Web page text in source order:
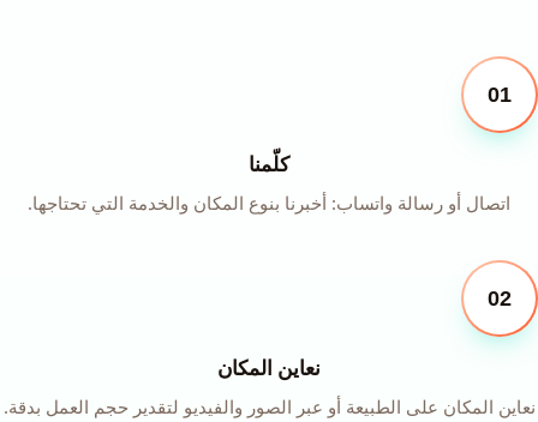
01
كلّمنا
اتصال أو رسالة واتساب: أخبرنا بنوع المكان والخدمة التي تحتاجها.
02
نعاين المكان
نعاين المكان على الطبيعة أو عبر الصور والفيديو لتقدير حجم العمل بدقة.